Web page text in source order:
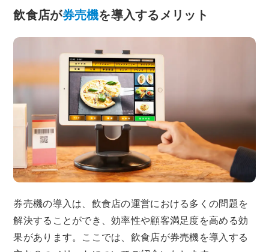
飲食店が券売機を導入するメリット
券売機の導入は、飲食店の運営における多くの問題を
解決することができ、効率性や顧客満足度を高める効
果があります。ここでは、飲食店が券売機を導入する